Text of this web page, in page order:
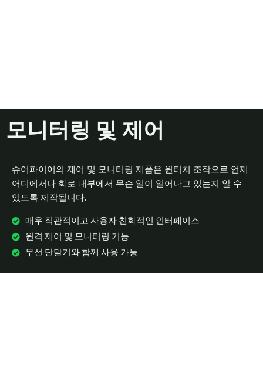
모니터링 및 제어
슈어파이어의 제어 및 모니터링 제품은 원터치 조작으로 언제
어디에서나 화로 내부에서 무슨 일이 일어나고 있는지 알 수
있도록 제작됩니다.
매우 직관적이고 사용자 친화적인 인터페이스
원격 제어 및 모니터링 기능
무선 단말기와 함께 사용 가능